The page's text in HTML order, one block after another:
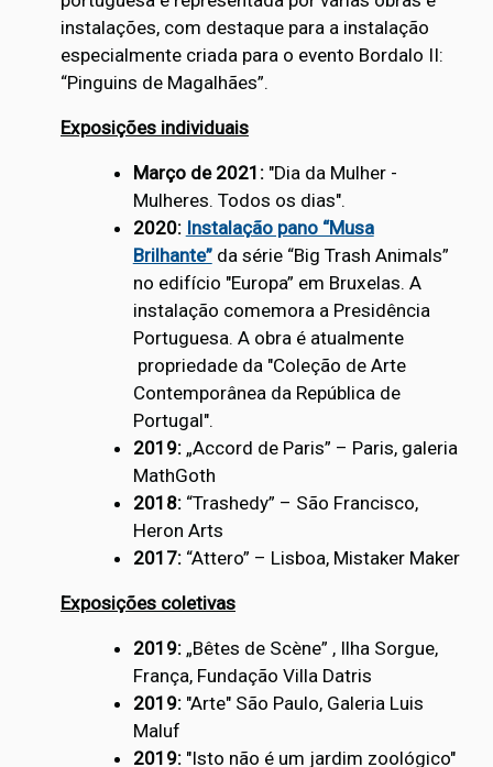
instalações, com destaque para a instalação
especialmente criada para o evento Bordalo II:
“Pinguins de Magalhães”.
Exposições individuais
Março de 2021: "Dia da Mulher -
Mulheres. Todos os dias".
2020: Instalação pano “Musa
Brilhante”da série “Big Trash Animals”
no edifício "Europa” em Bruxelas. A
instalação comemora a Presidência
Portuguesa. A obra é atualmente
propriedade da "Coleção de Arte
Contemporânea da República de
Portugal".
2019:„Accord de Paris” – Paris, galeria
MathGoth
2018:“Trashedy” – São Francisco,
Heron Arts
2017: “Attero” – Lisboa, Mistaker Maker
Exposições coletivas
2019: „Bêtes de Scène” , Ilha Sorgue,
França, Fundação Villa Datris
2019: "Arte" São Paulo, Galeria Luis
Maluf
2019: "Isto não é um jardim zoológico"